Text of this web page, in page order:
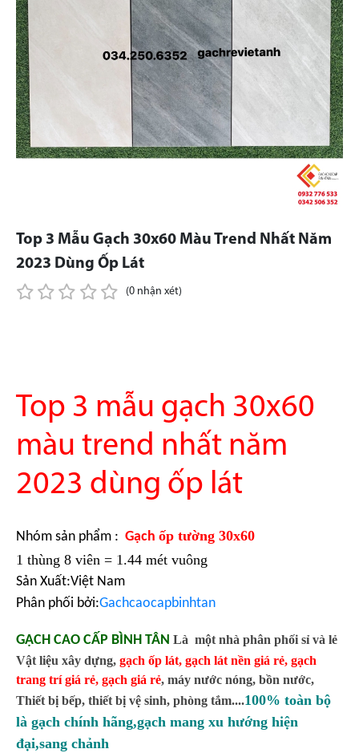
Top 3 Mẫu Gạch 30x60 Màu Trend Nhất Năm
2023 Dùng Ốp Lát
(0 nhận xét)
Top 3 mẫu gạch 30x60
màu trend nhất năm
2023 dùng ốp lát
Nhóm sản phẩm : Gạch ốp tường 30x60
1 thùng 8 viên = 1.44 mét vuông
Sản Xuất:Việt Nam
Phân phối bởi:Gachcaocapbinhtan
GẠCH CAO CẤP BÌNH TÂN Là một nhà phân phối sỉ và lẻ
Vật liệu xây dựng, gạch ốp lát, gạch lát nền giá rẻ, gạch
trang trí giá rẻ, gạch giá rẻ, máy nước nóng, bồn nước,
Thiết bị bếp, thiết bị vệ sinh, phòng tắm....100% toàn bộ
là gạch chính hãng,gạch mang xu hướng hiện
đại,sang chảnh